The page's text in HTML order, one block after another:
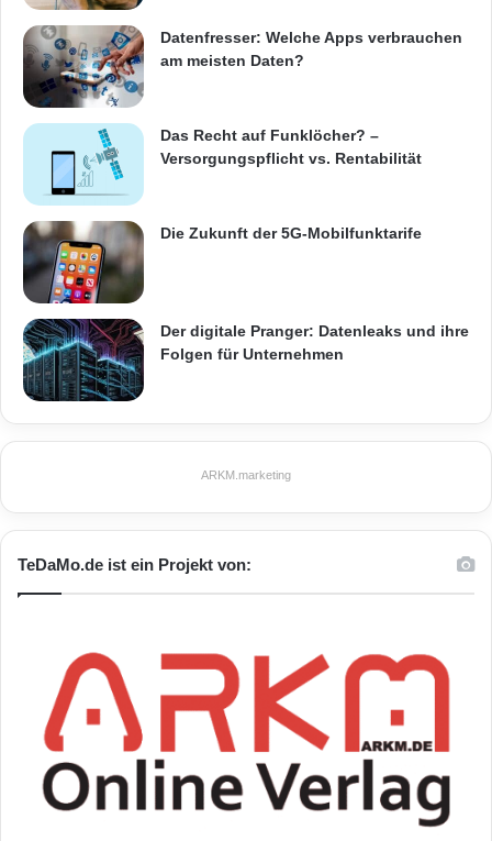
Datenfresser: Welche Apps verbrauchen
am meisten Daten?
Das Recht auf Funklöcher? –
Versorgungspflicht vs. Rentabilität
Die Zukunft der 5G-Mobilfunktarife
Der digitale Pranger: Datenleaks und ihre
Folgen für Unternehmen
ARKM.marketing
TeDaMo.de ist ein Projekt von: